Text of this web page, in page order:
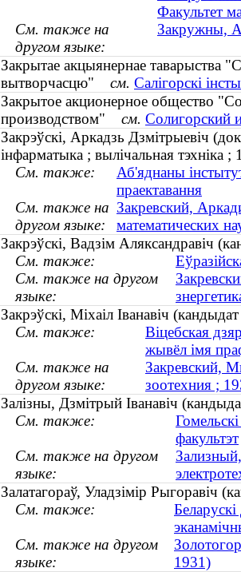
Факультет
См. также на
другом языке:
Закружны,
Закрытае акцыянернае таварыства
вытворчасцю" см. Салігорскі
Закрытое акционерное общество
производством" см. Солигорский
Закрэўскі, Аркадзь Дзмітрыевіч
інфарматыка ; вылічальная тэхніка
См. также:
Аб'яднаны
праектавання
См. также на
другом языке:
Закревский,
математических
Закрэўскі, Вадзім Аляксандравіч
См. также:
См. также на другом
языке:
Закрэўскі, Міхаіл Іванавіч
См. также:
Віцебская
жывёл імя
См. также на
другом языке:
Закревский,
зоотехния ;
Залізны, Дзмітрый Іванавіч
См. также:
факультэт
См. также на другом
языке:
Залатагораў, Уладзімір Рыгоравіч
См. также:
См. также на другом
языке:
1931)